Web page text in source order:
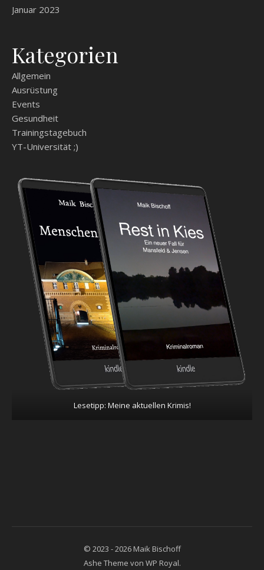
Januar 2023
Kategorien
Allgemein
Ausrüstung
Events
Gesundheit
Trainingstagebuch
YT-Universität ;)
Lesetipp: Meine aktuellen Krimis!
© 2023 - 2026 Maik Bischoff
Ashe Theme von WP Royal.